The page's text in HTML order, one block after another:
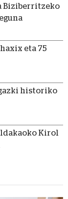
Biziberritzeko
eta 75
historiko
Kirol